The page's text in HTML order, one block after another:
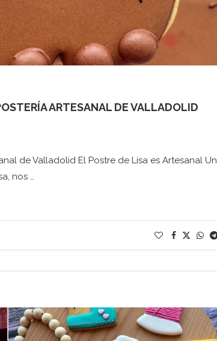
ARTESANAL DE VALLADOLID
de Valladolid El Postre de Lisa es Artesanal Un
nos …